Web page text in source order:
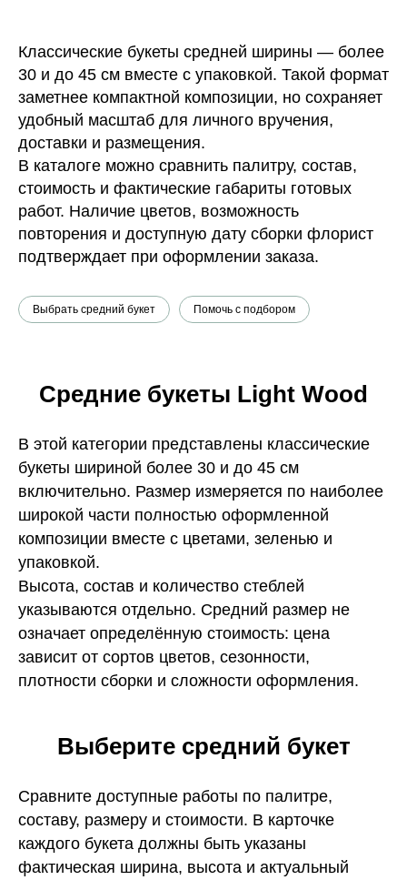
Классические букеты средней ширины — более
30 и до 45 см вместе с упаковкой. Такой формат
заметнее компактной композиции, но сохраняет
удобный масштаб для личного вручения,
доставки и размещения.
В каталоге можно сравнить палитру, состав,
стоимость и фактические габариты готовых
работ. Наличие цветов, возможность
повторения и доступную дату сборки флорист
подтверждает при оформлении заказа.
Выбрать средний букет Помочь с подбором
Средние букеты Light Wood
В этой категории представлены классические
букеты шириной более 30 и до 45 см
включительно. Размер измеряется по наиболее
широкой части полностью оформленной
композиции вместе с цветами, зеленью и
упаковкой.
Высота, состав и количество стеблей
указываются отдельно. Средний размер не
означает определённую стоимость: цена
зависит от сортов цветов, сезонности,
плотности сборки и сложности оформления.
Выберите средний букет
Сравните доступные работы по палитре,
составу, размеру и стоимости. В карточке
каждого букета должны быть указаны
фактическая ширина, высота и актуальный